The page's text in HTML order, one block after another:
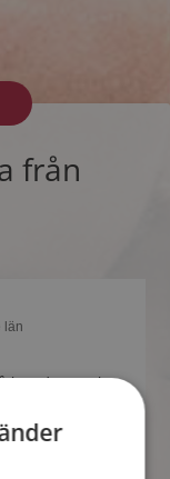
från
län
kan du matcha
singlarna.
handen i